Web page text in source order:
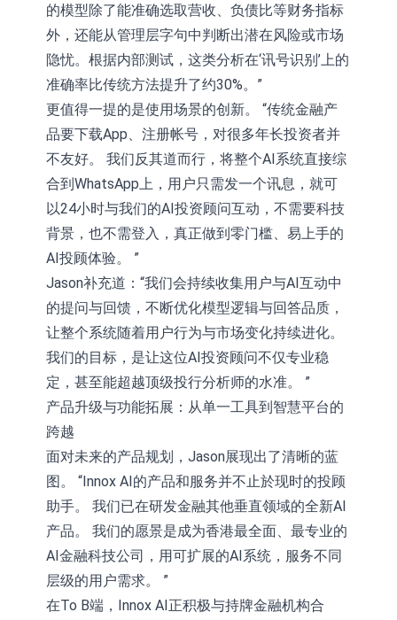
的模型除了能准确选取营收、负债比等财务指标
外，还能从管理层字句中判断出潜在风险或市场
隐忧。根据内部测试，这类分析在‘讯号识别’上的
准确率比传统方法提升了约30%。”
更值得一提的是使用场景的创新。 “传统金融产
品要下载App、注册帐号，对很多年长投资者并
不友好。 我们反其道而行，将整个AI系统直接综
合到WhatsApp上，用户只需发一个讯息，就可
以24小时与我们的AI投资顾问互动，不需要科技
背景，也不需登入，真正做到零门槛、易上手的
AI投顾体验。 ”
Jason补充道：“我们会持续收集用户与AI互动中
的提问与回馈，不断优化模型逻辑与回答品质，
让整个系统随着用户行为与市场变化持续进化。
我们的目标，是让这位AI投资顾问不仅专业稳
定，甚至能超越顶级投行分析师的水准。 ”
产品升级与功能拓展：从单一工具到智慧平台的
跨越
面对未来的产品规划，Jason展现出了清晰的蓝
图。 “Innox AI的产品和服务并不止於现时的投顾
助手。 我们已在研发金融其他垂直领域的全新AI
产品。 我们的愿景是成为香港最全面、最专业的
AI金融科技公司，用可扩展的AI系统，服务不同
层级的用户需求。 ”
在To B端，Innox AI正积极与持牌金融机构合